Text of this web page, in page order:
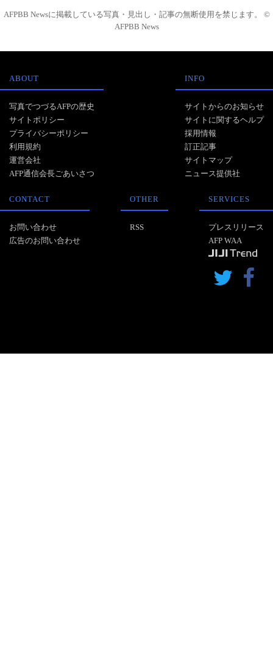
AFPBB Newsに掲載している写真・見出し・記事の無断使用を禁じます。 ©
AFPBB News
ABOUT
写真でつづるAFPの歴史
サイトポリシー
プライバシーポリシー
利用規約
運営会社
AFP通信会長ごあいさつ
INFO
サイトからのお知らせ
サイトに関するヘルプ
採用情報
訂正記事
サイトマップ
ニュース提供社
CONTACT
お問い合わせ
広告のお問い合わせ
OTHER
RSS
SERVICES
プレスリリース
AFP WAA